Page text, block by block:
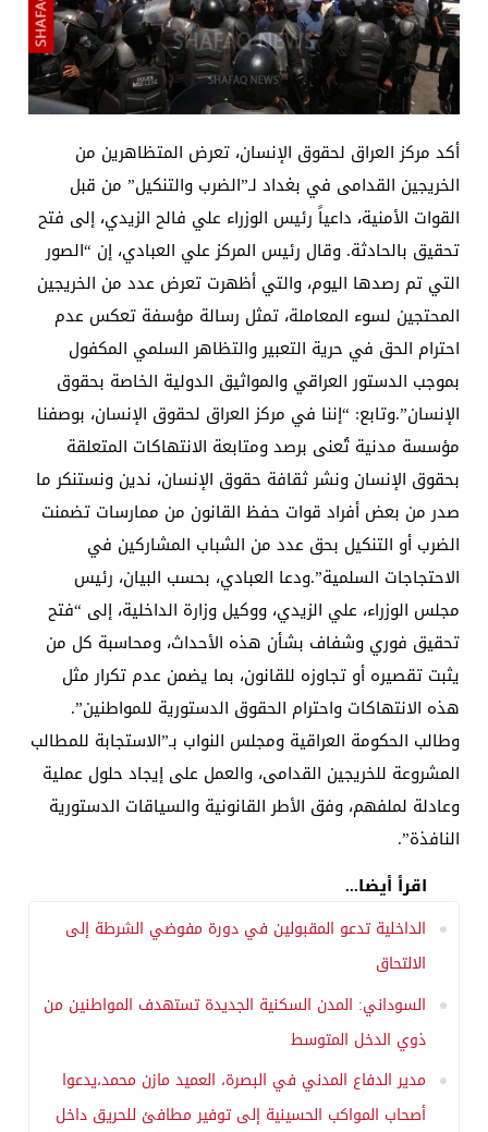
أكد مركز العراق لحقوق الإنسان، تعرض المتظاهرين من
الخريجين القدامى في بغداد لـ”الضرب والتنكيل” من قبل
القوات الأمنية، داعياً رئيس الوزراء علي فالح الزيدي، إلى فتح
تحقيق بالحادثة. وقال رئيس المركز علي العبادي، إن “الصور
التي تم رصدها اليوم، والتي أظهرت تعرض عدد من الخريجين
المحتجين لسوء المعاملة، تمثل رسالة مؤسفة تعكس عدم
احترام الحق في حرية التعبير والتظاهر السلمي المكفول
بموجب الدستور العراقي والمواثيق الدولية الخاصة بحقوق
الإنسان”.وتابع: “إننا في مركز العراق لحقوق الإنسان، بوصفنا
مؤسسة مدنية تُعنى برصد ومتابعة الانتهاكات المتعلقة
بحقوق الإنسان ونشر ثقافة حقوق الإنسان، ندين ونستنكر ما
صدر من بعض أفراد قوات حفظ القانون من ممارسات تضمنت
الضرب أو التنكيل بحق عدد من الشباب المشاركين في
الاحتجاجات السلمية”.ودعا العبادي، بحسب البيان، رئيس
مجلس الوزراء، علي الزيدي، ووكيل وزارة الداخلية، إلى “فتح
تحقيق فوري وشفاف بشأن هذه الأحداث، ومحاسبة كل من
يثبت تقصيره أو تجاوزه للقانون، بما يضمن عدم تكرار مثل
هذه الانتهاكات واحترام الحقوق الدستورية للمواطنين”.
وطالب الحكومة العراقية ومجلس النواب بـ”الاستجابة للمطالب
المشروعة للخريجين القدامى، والعمل على إيجاد حلول عملية
وعادلة لملفهم، وفق الأطر القانونية والسياقات الدستورية
النافذة”.
اقرأ أيضا...
الداخلية تدعو المقبولين في دورة مفوضي الشرطة إلى
الالتحاق
السوداني: المدن السكنية الجديدة تستهدف المواطنين من
ذوي الدخل المتوسط
مدير الدفاع المدني في البصرة، العميد مازن محمد،يدعوا
أصحاب المواكب الحسينية إلى توفير مطافئ للحريق داخل